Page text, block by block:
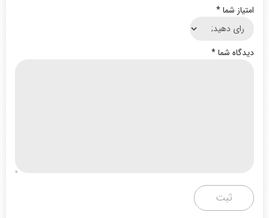
امتیاز شما*
دیدگاه شما*